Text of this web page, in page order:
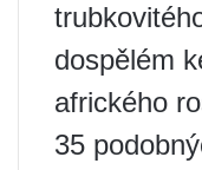
dospělém
afrického
35